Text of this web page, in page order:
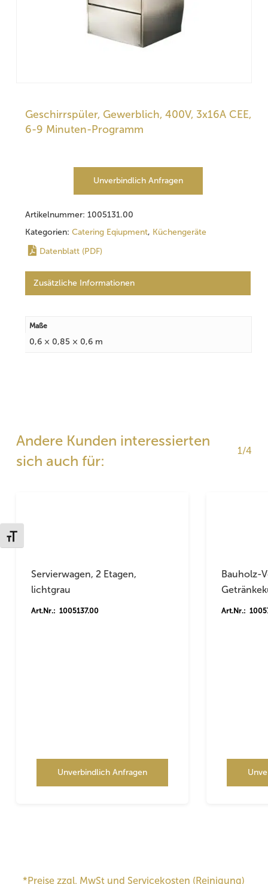
Schrift vergrößern
Geschirrspüler, Gewerblich, 400V, 3x16A CEE,
6-9 Minuten-Programm
Unverbindlich Anfragen
Artikelnummer: 1005131.00
Kategorien: Catering Eqiupment, Küchengeräte
Datenblatt (PDF)
Zusätzliche Informationen
Maße
0,6 × 0,85 × 0,6 m
Andere Kunden interessierten
sich auch für:
1/4
Servierwagen, 2 Etagen,
lichtgrau
Art.Nr.: 1005137.00
Unverbindlich Anfragen
Bauholz-
Art.Nr.:
*Preise zzgl. MwSt und Servicekosten (Reinigung)